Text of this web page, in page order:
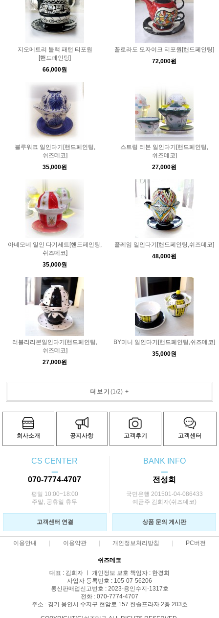
지오메트리 블랙 패턴 티포원
[핸드페인팅]
66,000원
꼴로라도 모자이크 티포원[핸드페인팅]
72,000원
블루워크 일인다기[핸드페인팅,
쉬즈데코]
35,000원
스트링 리본 일인다기[핸드페인팅,
쉬즈데코]
27,000원
아네모네 일인 다기세트[핸드페인팅,
쉬즈데코]
35,000원
플레임 일인다기[핸드페인팅,쉬즈데코]
48,000원
러블리리본일인다기[핸드페인팅,
쉬즈데코]
27,000원
BY미니 일인다기[핸드페인팅,쉬즈데코]
35,000원
더보기 (1/2)+
회사소개 공지사항 고객후기 고객센터
CS CENTER
ㅡ
070-7774-4707
평일 10:00~18:00
주말, 공휴일 휴무
BANK INFO
ㅡ
전성희
국민은행 201501-04-086433
예금주 김희자(쉬즈데코)
고객센터 연결 상품 문의 게시판
이용안내 이용약관 개인정보처리방침 PC버전
쉬즈데코
대표 : 김희자 ㅣ 개인정보 보호 책임자 : 한경희
사업자 등록번호 : 105-07-56206
통신판매업신고번호 : 2023-용인수지-1317호
전화 : 070-7774-4707
주소 : 경기 용인시 수지구 현암로 157 한솔프라자 2층 203호